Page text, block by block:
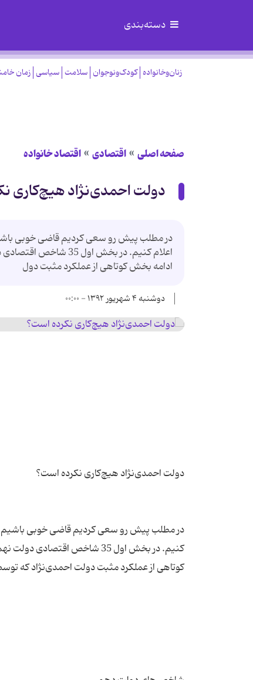
دسته‌بندی
زنان‌وخانواده کودک‌ونوجوان سلامت سیاسی زمان
صفحه اصلی اقتصادی اقتصاد خانواده
دولت احمدی‌نژاد هیچ‌کاری
در مطلب پیش رو سعی کردیم قاضی خوبی
اعلام کنیم. در بخش
ادامه بخش کوتاهی از عملکرد مثبت دول
دوشنبه ۴ شهریور ۱۳۹۲ - ۰۰:۰۰